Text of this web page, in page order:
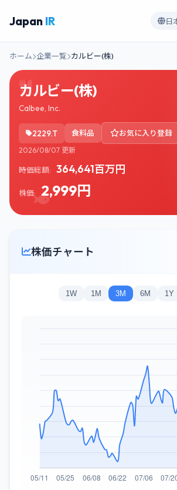
Japan IR 日
ホーム 企業一覧 カルビー(株)
カルビー(株)
Calbee, Inc.
2229.T 食料品 お気に入り登録
2026/08/07 更新
時価総額: 364,641百万円
株価: 2,999円
株価チャート
1W 1M 3M 6M 1Y